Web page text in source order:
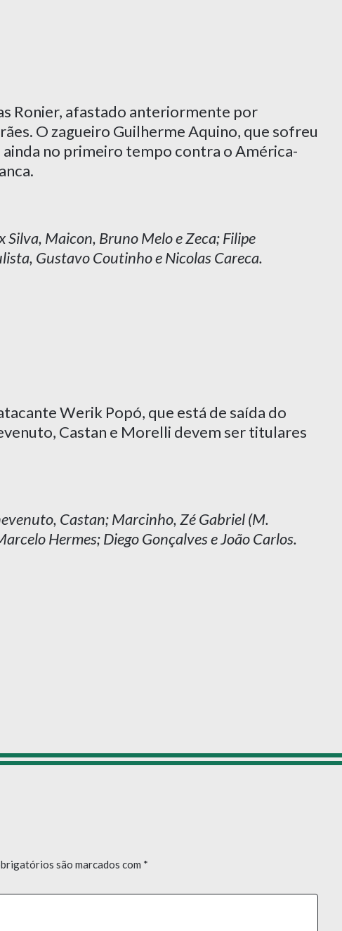
Ronier, afastado anteriormente por
O zagueiro Guilherme Aquino, que sofreu
ainda no primeiro tempo contra o América-
Silva, Maicon, Bruno Melo e Zeca; Filipe
Gustavo Coutinho e Nicolas Careca.
Werik Popó, que está de saída do
Castan e Morelli devem ser titulares
Castan; Marcinho, Zé Gabriel (M.
Hermes; Diego Gonçalves e João Carlos.
são marcados com *